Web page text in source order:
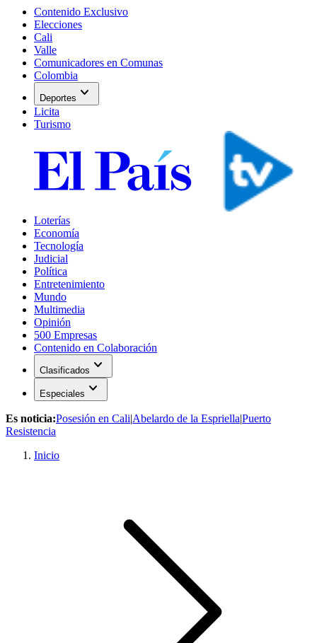
Contenido Exclusivo
Elecciones
Cali
Valle
Comunicadores en Comunas
Colombia
Deportes expand_more
Licita
Turismo
Loterías
Economía
Tecnología
Judicial
Política
Entretenimiento
Mundo
Multimedia
Opinión
500 Empresas
Contenido en Colaboración
Clasificados expand_more
Especiales expand_more
Es noticia:Posesión en Cali|Abelardo de la Espriella|Puerto
Resistencia
Inicio